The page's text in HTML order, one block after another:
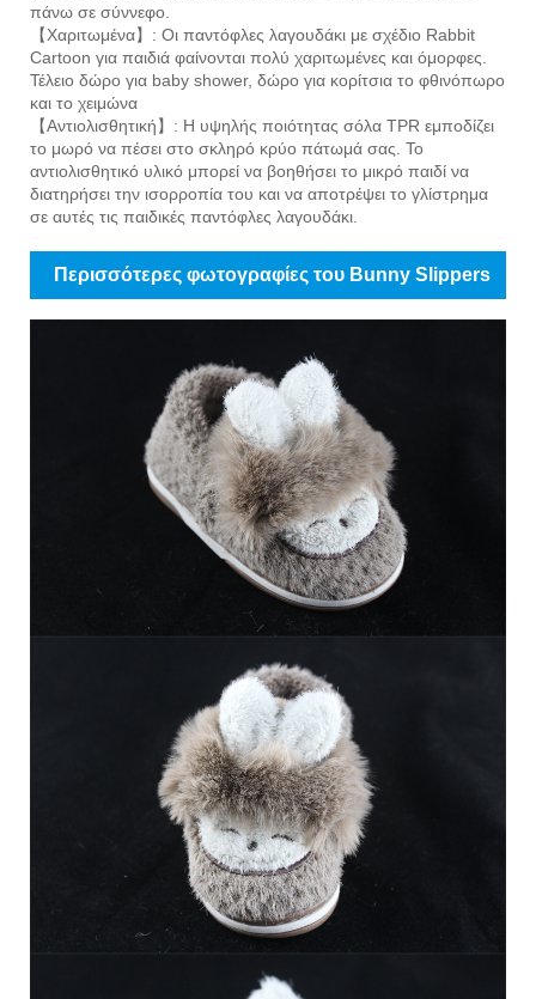
πάνω σε σύννεφο.
【Χαριτωμένα】: Οι παντόφλες λαγουδάκι με σχέδιο Rabbit
Cartoon για παιδιά φαίνονται πολύ χαριτωμένες και όμορφες.
Τέλειο δώρο για baby shower, δώρο για κορίτσια το φθινόπωρο
και το χειμώνα
【Αντιολισθητική】: Η υψηλής ποιότητας σόλα TPR εμποδίζει
το μωρό να πέσει στο σκληρό κρύο πάτωμά σας. Το
αντιολισθητικό υλικό μπορεί να βοηθήσει το μικρό παιδί να
διατηρήσει την ισορροπία του και να αποτρέψει το γλίστρημα
σε αυτές τις παιδικές παντόφλες λαγουδάκι.
Περισσότερες φωτογραφίες του Bunny Slippers
For Kids